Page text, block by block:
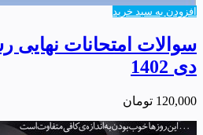
افزودن به سبد خرید
سوالات امتحانات نهایی
دی 1402
120,000 تومان